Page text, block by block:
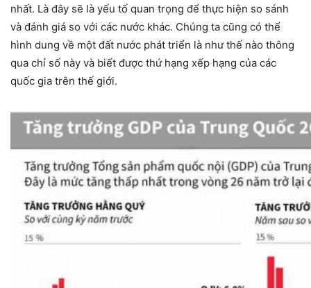
nhất. Là đây sẽ là yếu tố quan trọng để thực hiện so sánh
và đánh giá so với các nước khác. Chúng ta cũng có thể
hình dung về một đất nước phát triển là như thế nào thông
qua chỉ số này và biết được thứ hạng xếp hạng của các
quốc gia trên thế giới.